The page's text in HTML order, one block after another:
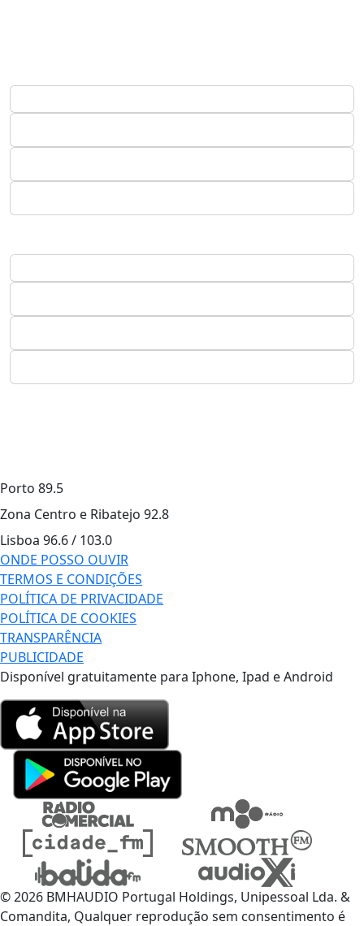
Porto 89.5
Zona Centro e Ribatejo 92.8
Lisboa 96.6 / 103.0
ONDE POSSO OUVIR
TERMOS E CONDIÇÕES
POLÍTICA DE PRIVACIDADE
POLÍTICA DE COOKIES
TRANSPARÊNCIA
PUBLICIDADE
Disponível gratuitamente para Iphone, Ipad e Android
© 2026 BMHAUDIO Portugal Holdings, Unipessoal Lda. &
Comandita, Qualquer reprodução sem consentimento é